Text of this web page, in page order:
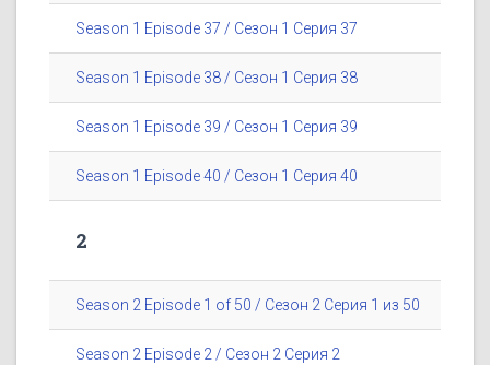
Season 1 Episode 37 / Сезон 1 Серия 37
Season 1 Episode 38 / Сезон 1 Серия 38
Season 1 Episode 39 / Сезон 1 Серия 39
Season 1 Episode 40 / Сезон 1 Серия 40
2
Season 2 Episode 1 of 50 / Сезон 2 Серия 1 из 50
Season 2 Episode 2 / Сезон 2 Серия 2